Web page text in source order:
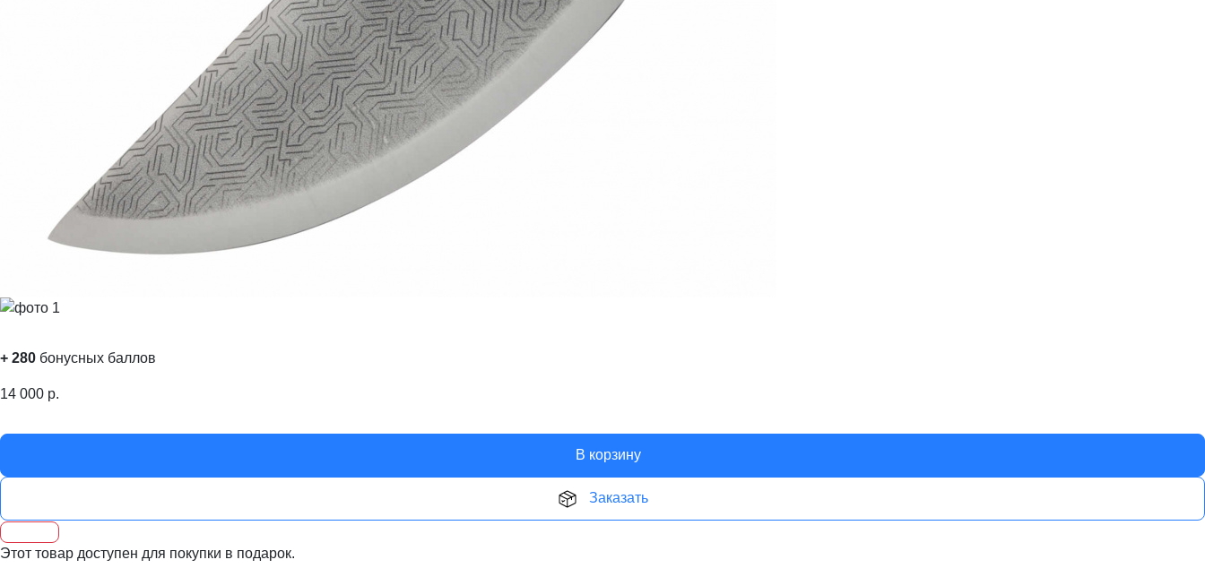
+ 280 бонусных баллов
14 000 р.
В корзину
Заказать
Этот товар доступен для покупки в подарок.